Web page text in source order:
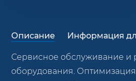
Описание Информация
Сервисное обслуживание и
оборудования. Оптимизация